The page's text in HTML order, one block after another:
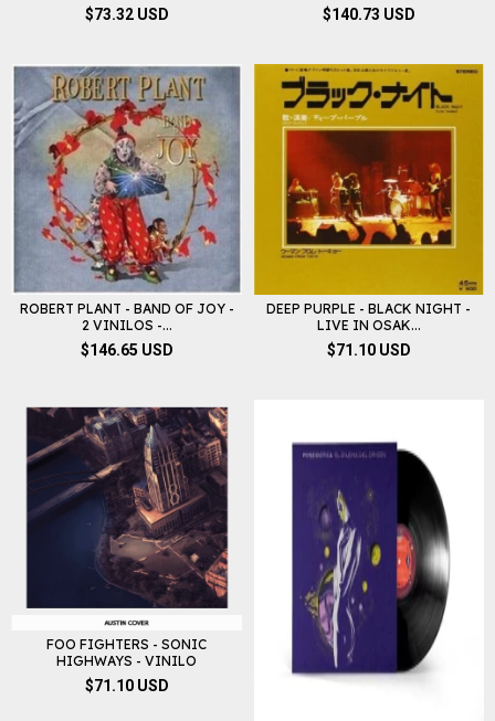
$73.32 USD $140.73 USD
ROBERT PLANT - BAND OF JOY -
2 VINILOS -...
$146.65 USD
DEEP PURPLE - BLACK NIGHT -
LIVE IN OSAK...
$71.10 USD
FOO FIGHTERS - SONIC
HIGHWAYS - VINILO
$71.10 USD